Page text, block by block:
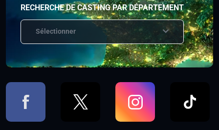
RECHERCHE DE CASTING PAR DÉPARTEMENT
Sélectionner